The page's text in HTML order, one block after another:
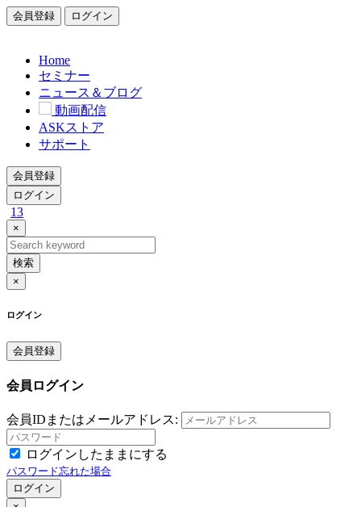
会員登録 ログイン
Home
セミナー
ニュース＆ブログ
動画配信
ASKストア
サポート
会員登録
ログイン
13
×
検索
×
ログイン
会員登録
会員ログイン
会員IDまたはメールアドレス:
ログインしたままにする
パスワード忘れた場合
ログイン